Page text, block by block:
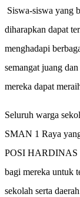
Siswa-siswa yang
diharapkan dapat
menghadapi
semangat juang
mereka dapat
Seluruh warga
SMAN 1 Raya
POSI HARDINAS
bagi mereka untuk
sekolah serta